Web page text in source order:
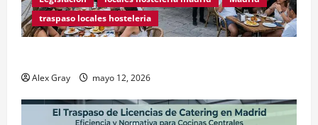
traspaso locales hosteleria
Alex Gray mayo 12, 2026